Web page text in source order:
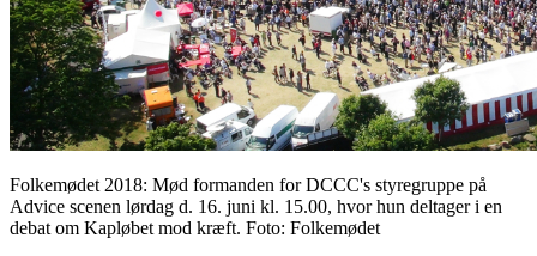
Folkemødet 2018: Mød formanden for DCCC's styregruppe på
Advice scenen lørdag d. 16. juni kl. 15.00, hvor hun deltager i en
debat om Kapløbet mod kræft. Foto: Folkemødet